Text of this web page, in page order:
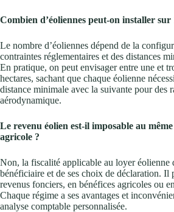
Combien d’éoliennes peut-on installer sur
Le nombre d’éoliennes dépend de la
contraintes réglementaires et des distances
En pratique, on peut envisager entre une et
hectares, sachant que chaque éolienne
distance minimale avec la suivante pour des
aérodynamique.
Le revenu éolien est-il imposable au
agricole ?
Non, la fiscalité applicable au loyer éolienne
bénéficiaire et de ses choix de déclaration. Il
revenus fonciers, en bénéfices agricoles ou
Chaque régime a ses avantages et
analyse comptable personnalisée.